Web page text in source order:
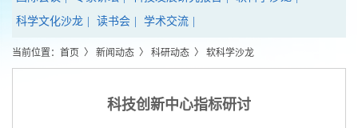
科学文化沙龙
读书会 学术交流
当前位置： 首页 〉 新闻动态 〉 科研动态 〉 软科学沙龙
科技创新中心指标研讨